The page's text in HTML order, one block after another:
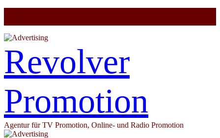
Revolver
Promotion
Agentur für TV Promotion, Online- und Radio Promotion